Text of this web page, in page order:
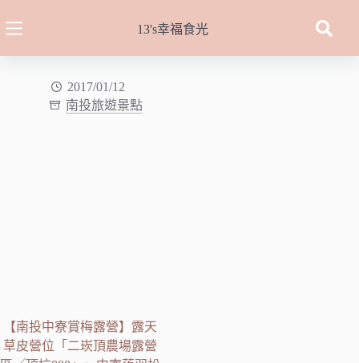
至
13's幸福食光
2017/01/12
南投旅遊景點
【南投中寮賞梅露營】露天
草皮營位「二崁頂農場露營